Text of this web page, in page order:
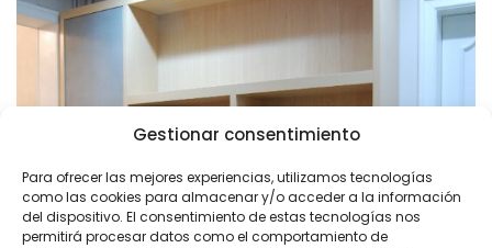
Gestionar consentimiento
Para ofrecer las mejores experiencias, utilizamos tecnologías
como las cookies para almacenar y/o acceder a la información
del dispositivo. El consentimiento de estas tecnologías nos
permitirá procesar datos como el comportamiento de